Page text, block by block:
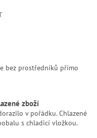
bez prostředníků přímo
zboží
v pořádku. Chlazené
s chladicí vložkou.